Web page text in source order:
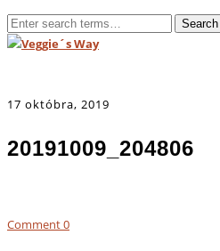
17 októbra, 2019
20191009_204806
Comment0